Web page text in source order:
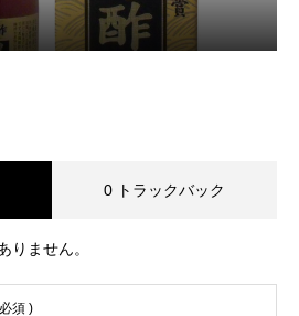
0 トラックバック
りません。
須 )